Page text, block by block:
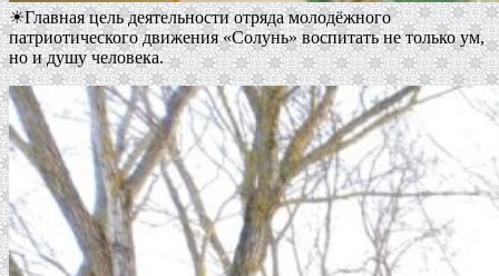
☀Главная цель деятельности отряда молодёжного
патриотического движения «Солунь» воспитать не только ум,
но и душу человека.